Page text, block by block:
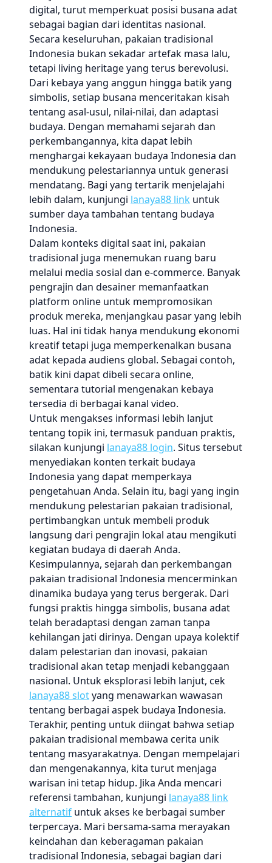
digital, turut memperkuat posisi busana adat
sebagai bagian dari identitas nasional.
Secara keseluruhan, pakaian tradisional
Indonesia bukan sekadar artefak masa lalu,
tetapi living heritage yang terus berevolusi.
Dari kebaya yang anggun hingga batik yang
simbolis, setiap busana menceritakan kisah
tentang asal-usul, nilai-nilai, dan adaptasi
budaya. Dengan memahami sejarah dan
perkembangannya, kita dapat lebih
menghargai kekayaan budaya Indonesia dan
mendukung pelestariannya untuk generasi
mendatang. Bagi yang tertarik menjelajahi
lebih dalam, kunjungi lanaya88 link untuk
sumber daya tambahan tentang budaya
Indonesia.
Dalam konteks digital saat ini, pakaian
tradisional juga menemukan ruang baru
melalui media sosial dan e-commerce. Banyak
pengrajin dan desainer memanfaatkan
platform online untuk mempromosikan
produk mereka, menjangkau pasar yang lebih
luas. Hal ini tidak hanya mendukung ekonomi
kreatif tetapi juga memperkenalkan busana
adat kepada audiens global. Sebagai contoh,
batik kini dapat dibeli secara online,
sementara tutorial mengenakan kebaya
tersedia di berbagai kanal video.
Untuk mengakses informasi lebih lanjut
tentang topik ini, termasuk panduan praktis,
silakan kunjungi lanaya88 login. Situs tersebut
menyediakan konten terkait budaya
Indonesia yang dapat memperkaya
pengetahuan Anda. Selain itu, bagi yang ingin
mendukung pelestarian pakaian tradisional,
pertimbangkan untuk membeli produk
langsung dari pengrajin lokal atau mengikuti
kegiatan budaya di daerah Anda.
Kesimpulannya, sejarah dan perkembangan
pakaian tradisional Indonesia mencerminkan
dinamika budaya yang terus bergerak. Dari
fungsi praktis hingga simbolis, busana adat
telah beradaptasi dengan zaman tanpa
kehilangan jati dirinya. Dengan upaya kolektif
dalam pelestarian dan inovasi, pakaian
tradisional akan tetap menjadi kebanggaan
nasional. Untuk eksplorasi lebih lanjut, cek
lanaya88 slotyang menawarkan wawasan
tentang berbagai aspek budaya Indonesia.
Terakhir, penting untuk diingat bahwa setiap
pakaian tradisional membawa cerita unik
tentang masyarakatnya. Dengan mempelajari
dan mengenakannya, kita turut menjaga
warisan ini tetap hidup. Jika Anda mencari
referensi tambahan, kunjungi lanaya88 link
alternatif untuk akses ke berbagai sumber
terpercaya. Mari bersama-sama merayakan
keindahan dan keberagaman pakaian
tradisional Indonesia, sebagai bagian dari